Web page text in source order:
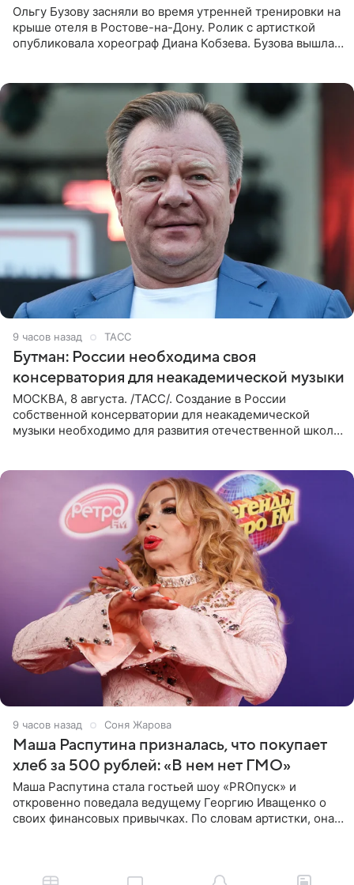
Ольгу Бузову засняли во время утренней тренировки на
крыше отеля в Ростове-на-Дону. Ролик с артисткой
опубликовала хореограф Диана Кобзева. Бузова вышла
9 часов назад ТАСС
Бутман: России необходима своя
консерватория для неакадемической музыки
МОСКВА, 8 августа. /ТАСС/. Создание в России
собственной консерватории для неакадемической
музыки необходимо для развития отечественной школы
9 часов назад Соня Жарова
Маша Распутина призналась, что покупает
хлеб за 500 рублей: «В нем нет ГМО»
Маша Распутина стала гостьей шоу «PROпуск» и
откровенно поведала ведущему Георгию Иващенко о
своих финансовых привычках. По словам артистки, она